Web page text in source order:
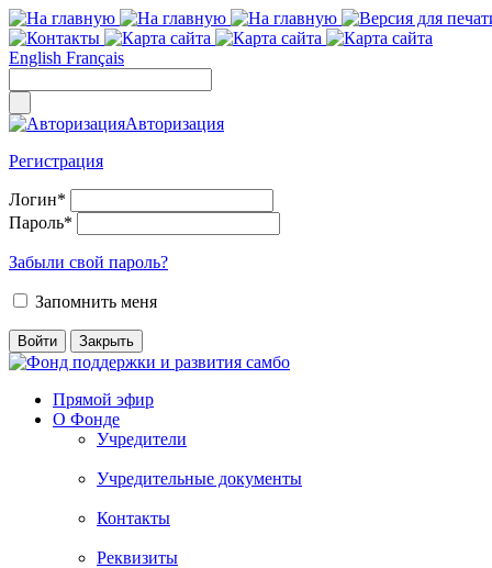
English Français
Авторизация
Регистрация
Логин*
Пароль*
Забыли свой пароль?
Запомнить меня
Прямой эфир
О Фонде
Учредители
Учредительные документы
Контакты
Реквизиты